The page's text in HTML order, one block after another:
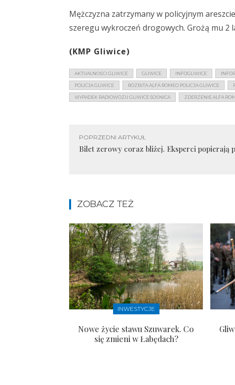
Mężczyzna zatrzymany w policyjnym
szeregu wykroczeń drogowych. Grożą mu 2
(KMP Gliwice)
AKTUALNOŚCI GLIWICE GLIWICE INFOGLIWICE
POLICJA GLIWICE ROZBITA ALFA ROMEO POLICJA GLIWICE
WYPADEK RADIOWOZU GLIWICE SOŚNICA ZDERZENIE ALFA
POPRZEDNI ARTYKUŁ
Bilet zerowy coraz bliżej. Eksperci popierają
ZOBACZ TEŻ
INWESTYCJE
Nowe życie stawu Szuwarek. Co
się zmieni w Łabędach?